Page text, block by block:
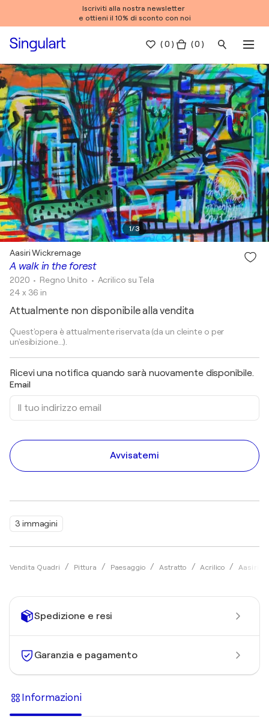
Iscriviti alla nostra newsletter
e ottieni il 10% di sconto con noi
(0 ) ( 0 )
1/3
3 immagini
Vendita Quadri Pittura Paesaggio Astratto Acrilico Aasiri
A walk in the forest
Aasiri Wickremage
2020 • Regno Unito • Acrilico su Tela
24 x 36 in
Attualmente non disponibile alla vendita
Quest'opera è attualmente riservata (da un cleinte o per
un'esibizione...).
Ricevi una notifica quando sarà nuovamente disponibile.
Email
Avvisatemi
Spedizione e resi
Garanzia e pagamento
Informazioni